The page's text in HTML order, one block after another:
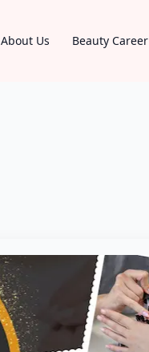
About Us Beauty Career